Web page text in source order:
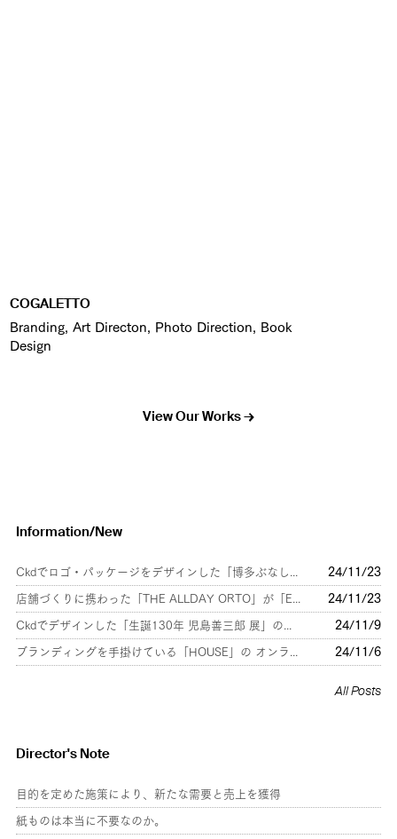
COGALETTO
Branding, Art Directon, Photo Direction, Book
Design
View Our Works →
Information/New
24/11/23
Ckdでロゴ・パッケージをデザインした「博多ぶなしめじ」が、日本タイポグラフィ年鑑2025年に入選しました！
24/11/23
店舗づくりに携わった「THE ALLDAY ORTO」が「ELLE gourmet」で紹介されました!
24/11/9
Ckdでデザインした「生誕130年 児島善三郎 展」の図録がADC AWARDに入選しました！
24/11/6
ブランディングを手掛けている「HOUSE」の オンラインストアがオープン！
All Posts
Director's Note
目的を定めた施策により、新たな需要と売上を獲得
紙ものは本当に不要なのか。